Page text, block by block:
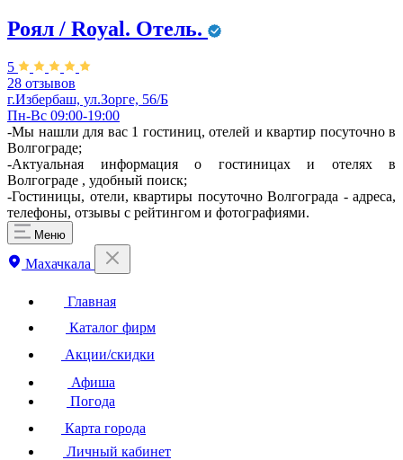
Роял / Royal. Отель.
5
28 отзывов
г.Избербаш, ул.Зорге, 56/Б
Пн-Вс 09:00-19:00
-Мы нашли для вас 1 гостиниц, отелей и квартир посуточно в
Волгограде;
-Актуальная информация о гостиницах и отелях в
Волгограде , удобный поиск;
-Гостиницы, отели, квартиры посуточно Волгограда - адреса,
телефоны, отзывы с рейтингом и фотографиями.
Меню
Махачкала
Главная
Каталог фирм
Акции/скидки
Афиша
Погода
Карта города
Личный кабинет